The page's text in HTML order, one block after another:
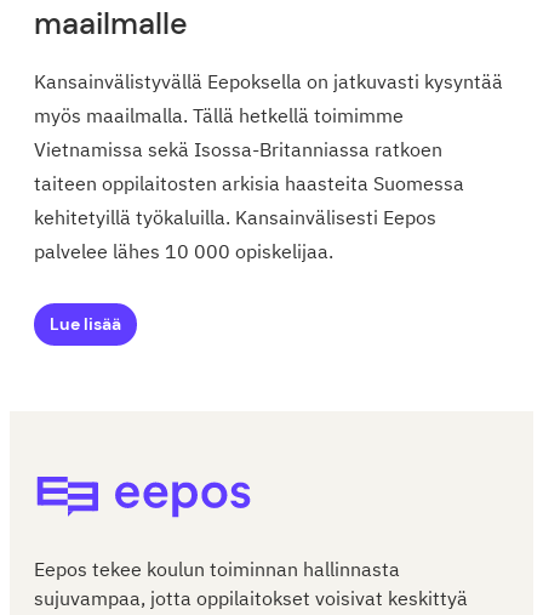
maailmalle
Kansainvälistyvällä Eepoksella on jatkuvasti kysyntää
myös maailmalla. Tällä hetkellä toimimme
Vietnamissa sekä Isossa-Britanniassa ratkoen
taiteen oppilaitosten arkisia haasteita Suomessa
kehitetyillä työkaluilla. Kansainvälisesti Eepos
palvelee lähes 10 000 opiskelijaa.
Lue lisää
Eepos-oppilaitoshallinta
Eepos tekee koulun toiminnan hallinnasta
sujuvampaa, jotta oppilaitokset voisivat keskittyä